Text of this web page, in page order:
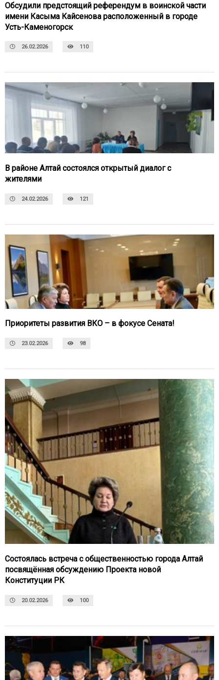
Обсудили предстоящий референдум в воинской части
имени Касыма Кайсенова расположенный в городе
Усть-Каменогорск
26.02.2026 110
В районе Алтай состоялся открытый диалог с
жителями
24.02.2026 121
Приоритеты развития ВКО – в фокусе Сената!
23.02.2026 98
Состоялась встреча с общественностью города Алтай
посвящённая обсуждению Проекта новой
Конституции РК
20.02.2026 100